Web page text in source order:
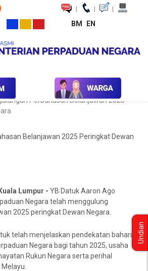
| | |
BM EN
Koleksi Media Foto
Galeri Foto
Perbahasan Belanjawan 2025
Belanjawan 2025 Peringkat Dewan
Lumpur - YB Datuk Aaron Ago
Negara telah menggulung
2025 peringkat Dewan Negara.
telah menjelaskan pendekatan baharu
Negara bagi tahun 2025, usaha
Rukun Negara serta perihal
Undian